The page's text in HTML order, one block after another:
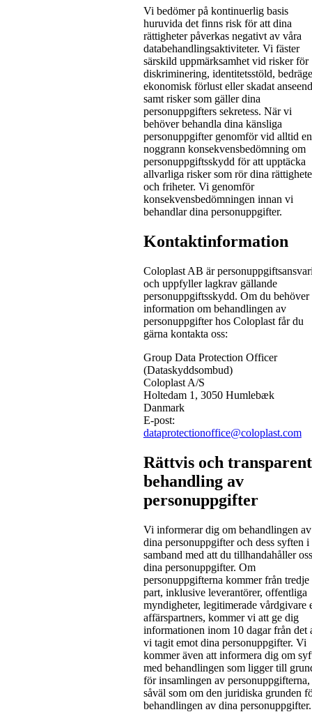
Vi bedömer på kontinuerlig basis
huruvida det finns risk för att dina
rättigheter påverkas negativt av våra
databehandlingsaktiviteter. Vi fäster
särskild uppmärksamhet vid risker för
diskriminering, identitetsstöld,
ekonomisk förlust eller skadat
samt risker som gäller dina
personuppgifters sekretess. När vi
behöver behandla dina känsliga
personuppgifter genomför vid alltid en
noggrann konsekvensbedömning om
personuppgiftsskydd för att upptäcka
allvarliga risker som rör dina
och friheter. Vi genomför
konsekvensbedömningen innan vi
behandlar dina personuppgifter.
Kontaktinformation
Coloplast AB är
och uppfyller lagkrav gällande
personuppgiftsskydd. Om du behöver
information om behandlingen av
personuppgifter hos Coloplast får du
gärna kontakta oss:
Group Data Protection Officer
(Dataskyddsombud)
Coloplast A/S
Holtedam 1, 3050 Humlebæk
Danmark
E-post:
dataprotectionoffice@coloplast.com
Rättvis och transparent
behandling av
personuppgifter
Vi informerar dig om behandlingen av
dina personuppgifter och dess syften i
samband med att du tillhandahåller oss
dina personuppgifter. Om
personuppgifterna kommer från tredje
part, inklusive leverantörer, offentliga
myndigheter, legitimerade vårdgivare
affärspartners, kommer vi att ge dig
informationen inom 10 dagar från det
vi tagit emot dina personuppgifter. Vi
kommer även att informera dig om
med behandlingen som ligger till
för insamlingen av personuppgifterna,
såväl som om den juridiska grunden
behandlingen av dina personuppgifter.